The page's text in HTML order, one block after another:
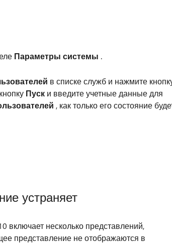
Параметры системы .
в списке служб и нажмите
Пуски введите учетные данные для
, как только его состояние
устраняет
включает несколько представлений,
представление не отображаются в